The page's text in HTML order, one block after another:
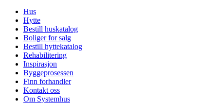
Hus
Hytte
Bestill huskatalog
Boliger for salg
Bestill hyttekatalog
Rehabilitering
Inspirasjon
Byggeprosessen
Finn forhandler
Kontakt oss
Om Systemhus